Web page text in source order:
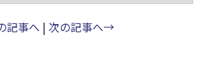
記事へ | 次の記事へ→